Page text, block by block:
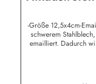
-Größe 12,5x4cm-
schwerem
emailliert. Dadurch
enthalten sind, dürfen
die Lackierung